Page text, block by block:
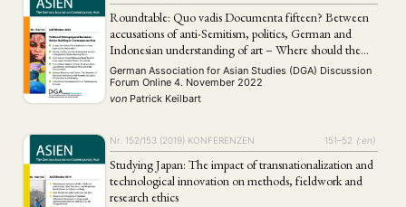
Roundtable: Quo vadis Documenta fifteen? Between
accusations of anti-Semitism, politics, German and
Indonesian understanding of art – Where should the
boundaries of art lie?
German Association for Asian Studies (DGA) Discussion
Forum Online 4. November 2022
von Patrick Keilbart
Nr. 152/153 (2019) KONFERENZEN 151–52 {:en}
Studying Japan: The impact of transnationalization and
technological innovation on methods, fieldwork and
research ethics